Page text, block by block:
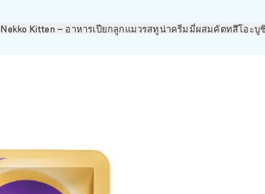
Nekko Kitten – อาหารเปียกลูกแมวรสทูน่าครีมมี่ผสมคัตทสึโอะ